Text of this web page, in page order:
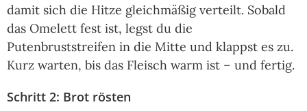
damit sich die Hitze gleichmäßig verteilt. Sobald
das Omelett fest ist, legst du die
Putenbruststreifen in die Mitte und klappst es zu.
Kurz warten, bis das Fleisch warm ist – und fertig.
Schritt 2: Brot rösten